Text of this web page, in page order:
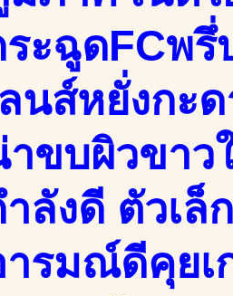
ะฉูดFCพ
นส์หยั่งกะ
ขบผิวขาว
ลังดี ตัวเล็
รมณ์ดีคุยเ